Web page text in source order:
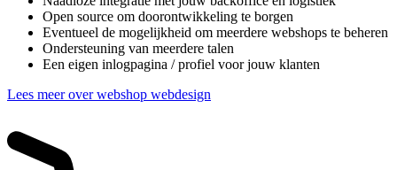
Open source om doorontwikkeling te borgen
Eventueel de mogelijkheid om meerdere webshops te beheren
Ondersteuning van meerdere talen
Een eigen inlogpagina / profiel voor jouw klanten
Lees meer over webshop webdesign